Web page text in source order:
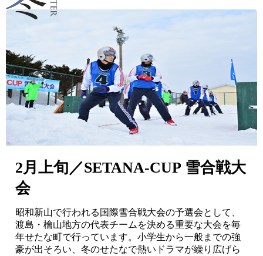
2月上旬／SETANA-CUP 雪合戦大
会
昭和新山で行われる国際雪合戦大会の予選会として、
渡島・檜山地方の代表チームを決める重要な大会を毎
年せたな町で行っています。小学生から一般までの強
豪が出そろい、冬のせたなで熱いドラマが繰り広げら